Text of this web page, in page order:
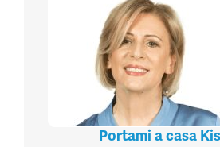
Portami a casa